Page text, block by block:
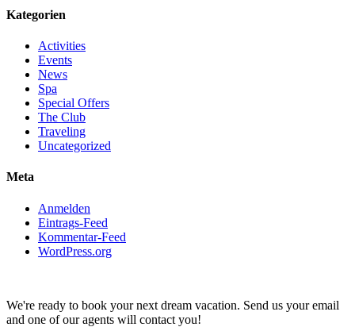
Kategorien
Activities
Events
News
Spa
Special Offers
The Club
Traveling
Uncategorized
Meta
Anmelden
Eintrags-Feed
Kommentar-Feed
WordPress.org
We're ready to book your next dream vacation. Send us your email
and one of our agents will contact you!